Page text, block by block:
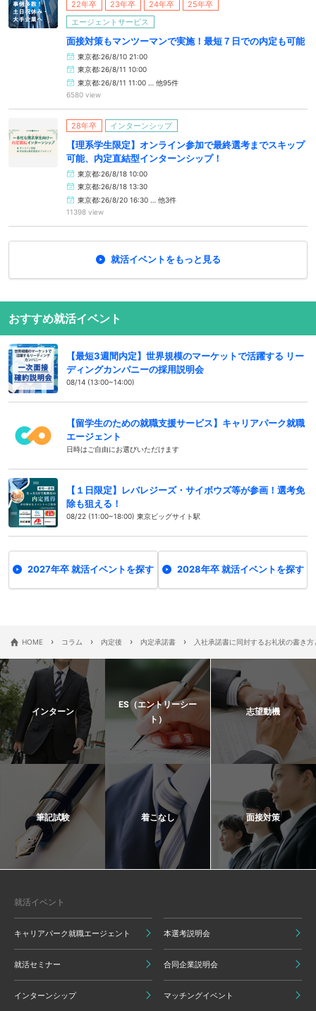
22年卒 23年卒 24年卒
25年卒
エージェントサービス
面接対策もマンツーマンで実施！最短７日での内定も可能
東京都:26/8/10 21:00
東京都:26/8/11 10:00
東京都:26/8/11 11:00 … 他95件
6580 view
28年卒 インターンシップ
【理系学生限定】オンライン参加で最終選考までスキップ
可能、内定直結型インターンシップ！
東京都:26/8/18 10:00
東京都:26/8/18 13:30
東京都:26/8/20 16:30 … 他3件
11398 view
就活イベントをもっと見る
おすすめ就活イベント
【最短3週間内定】世界規模のマーケットで活躍する リー
ディングカンパニーの採用説明会
08/14 (13:00~14:00)
【留学生のための就職支援サービス】キャリアパーク就職
エージェント
日時はご自由にお選びいただけます
【１日限定】レバレジーズ・サイボウズ等が参画！選考免
除も狙える！
08/22 (11:00~18:00) 東京ビッグサイト駅
2027年卒 就活イベントを探す 2028年卒 就活イベントを探す
HOME › コラム › 内定後 › 内定承諾書 › 入社承諾書に同封するお礼状の書き方
インターン
ES（エントリーシー
ト）
志望動機
筆記試験 着こなし 面接対策
就活イベント
キャリアパーク就職エージェント 本選考説明会
就活セミナー 合同企業説明会
インターンシップ マッチングイベント